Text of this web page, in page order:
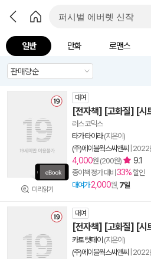
일반 만화 로맨스
미리읽기
대여
[전자책] [고화질] [시
러스 코믹스
타가 타이라(지은이)
(주)에이블웍스씨앤씨
2022
4,000원 (200원) 9.1
종이책 정가 대비 33%할인
대여가 2,000원, 7일
대여
[전자책] [고화질] [시
카토 텟페이 (지은이)
(주)에이블웍스씨앤씨
2022